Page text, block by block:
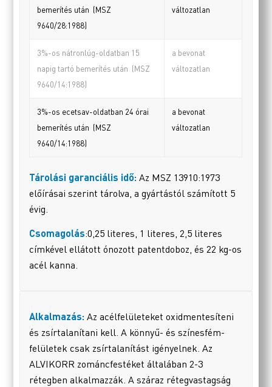
bemerítés után (MSZ
9640/28:1988)
változatlan
3%-os nátronlúg-oldatban 15
napig tartó bemerítés után (MSZ
9640/14:1988)
a bevonat
változatlan
3%-os ecetsav-oldatban 24 órai
bemerítés után (MSZ
9640/14:1988)
a bevonat
változatlan
Tárolási garanciális idő: Az MSZ 13910:1973
előírásai szerint tárolva, a gyártástól számított 5
évig.
Csomagolás:0,25 literes, 1 literes, 2,5 literes
címkével ellátott ónozott patentdoboz, és 22 kg-os
acél kanna.
Alkalmazás:Az acélfelületeket oxidmentesíteni
és zsírtalanítani kell. A könnyű- és színesfém-
felületek csak zsírtalanítást igényelnek. Az
ALVIKORR zománcfestéket általában 2-3
rétegben alkalmazzák. A száraz rétegvastagság